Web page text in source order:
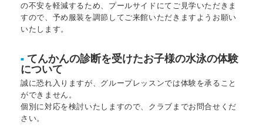
の不安を軽減するため、プールサイドにてご見学いただきま
すので、予め服装を調節してご来館いただきますようお願い
いたします。
■ てんかんの診断を受けたお子様の水泳の体験
について
誠に恐れ入りますが、グループレッスンでは体験を承ること
ができません。
個別に対応を検討いたしますので、クラブまでお問合せくだ
さい。